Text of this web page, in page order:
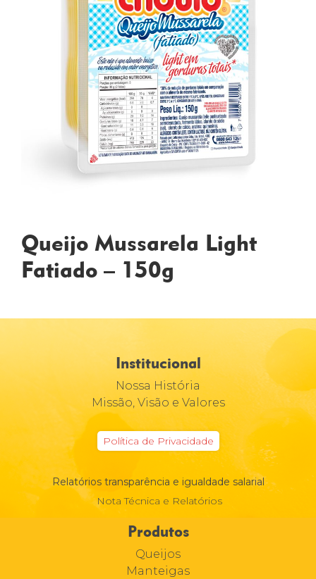
Queijo Mussarela Light
Fatiado – 150g
Institucional
Nossa História
Missão, Visão e Valores
Política de Privacidade
Relatórios transparência e igualdade salarial
Nota Técnica e Relatórios
Produtos
Queijos
Manteigas